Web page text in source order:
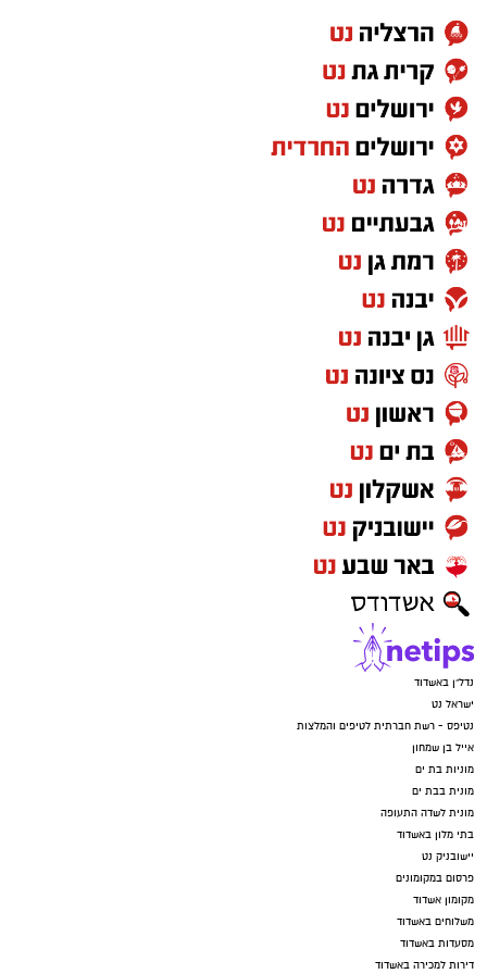
בנוסף, צפויה להיכנס לשימוש מערכת דיגיטלית
חדשה שתסייע לנהגים להבין במהירות את תנאי
החנייה באמצעות צילום של השלט במקום.
יש לכם מידע חשוב שטרם נחשף? צילומים מאירוע
חדשותי? מצאתם טעות בכתבה? נשמח שתשתפו
אותנו
נדל"ן באשדוד
ישראל נט
נטיפס - רשת חברתית לטיפים והמלצות
אייל בן שמחון
מוניות בת ים
מונית בבת ים
מונית לשדה התעופה
בתי מלון באשדוד
יישובניק נט
פרסום במקומונים
מקומון אשדוד
משלוחים באשדוד
מסעדות באשדוד
דירות למכירה באשדוד